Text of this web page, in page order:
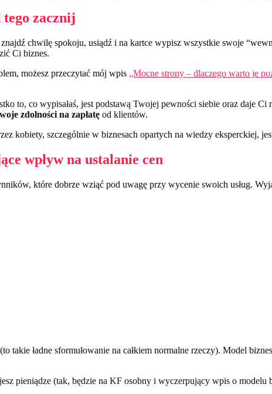
tego zacznij
chwilę spokoju, usiądź i na kartce wypisz wszystkie swoje
Ci biznes.
możesz przeczytać mój wpis „Mocne strony – dlaczego warto je
to, co wypisałaś, jest podstawą Twojej pewności siebie oraz daje
zdolności na zapłatę od klientów.
kobiety, szczególnie w biznesach opartych na wiedzy eksperckiej,
wpływ na ustalanie cen
które dobrze wziąć pod uwagę przy wycenie swoich usług.
takie ładne sformułowanie na całkiem normalne rzeczy). Model
pieniądze (tak, będzie na KF osobny i wyczerpujący wpis o modelu